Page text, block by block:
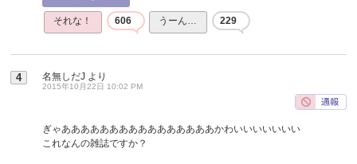
それな！ 606 うーん… 229
4 名無しだJ より
2015年10月22日 10:02 PM
ぎゃああああああああああああああああかわいいいいいいい
これなんの雑誌ですか？